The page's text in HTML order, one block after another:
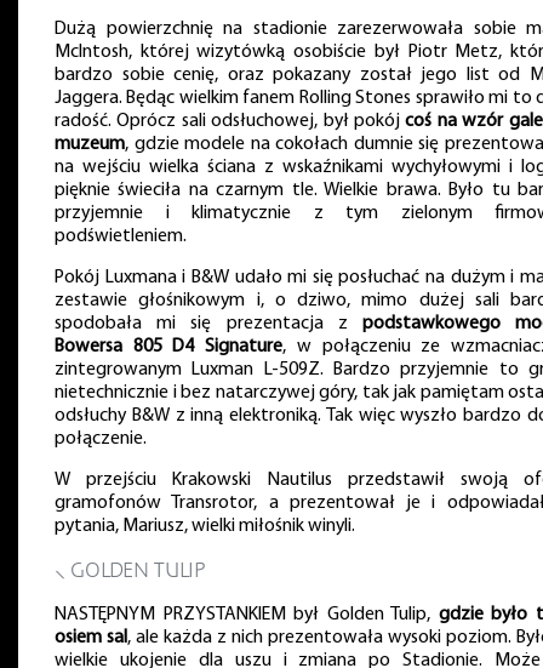
Dużą powierzchnię na stadionie zarezerwowała sobie
McIntosh, której wizytówką osobiście był Piotr Metz,
bardzo sobie cenię, oraz pokazany został jego list od
Jaggera. Będąc wielkim fanem Rolling Stones sprawiło mi to
radość. Oprócz sali odsłuchowej, był pokójcoś na wzór
muzeum, gdzie modele na cokołach dumnie się
na wejściu wielka ściana z wskaźnikami wychyłowymi i
pięknie świeciła na czarnym tle. Wielkie brawa. Było tu
przyjemnie i klimatycznie z tym zielonym
podświetleniem.
Pokój Luxmana i B&W udało mi się posłuchać na dużym i
zestawie głośnikowym i, o dziwo, mimo dużej sali
spodobała mi się prezentacja z podstawkowego
Bowersa 805 D4 Signature, w połączeniu ze
zintegrowanym Luxman L-509Z. Bardzo przyjemnie to
nietechnicznie i bez natarczywej góry, tak jak pamiętam
odsłuchy B&W z inną elektroniką. Tak więc wyszło bardzo
połączenie.
W przejściu Krakowski Nautilus przedstawił swoją
gramofonów Transrotor, a prezentował je i
pytania, Mariusz, wielki miłośnik winyli.
⸜ GOLDEN TULIP
NASTĘPNYM PRZYSTANKIEM był Golden Tulip, gdzie było
osiem sal , ale każda z nich prezentowała wysoki poziom.
wielkie ukojenie dla uszu i zmiana po Stadionie.